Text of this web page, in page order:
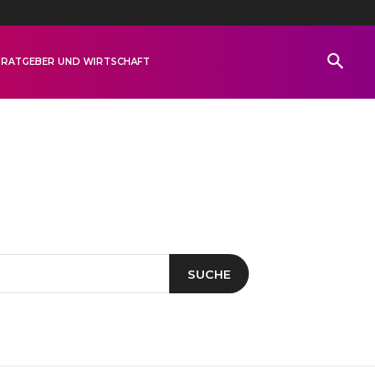
RATGEBER UND WIRTSCHAFT
SUCHE